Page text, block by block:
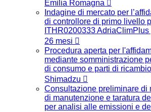
Emilia Romagna
Indagine di mercato per
di controllore di primo livello
ITHR0200333
26 mesi
Procedura aperta per
mediante somministrazione
di consumo e parti di
Shimadzu
Consultazione preliminare di
di manutenzione e taratura
per analisi alle emissioni e